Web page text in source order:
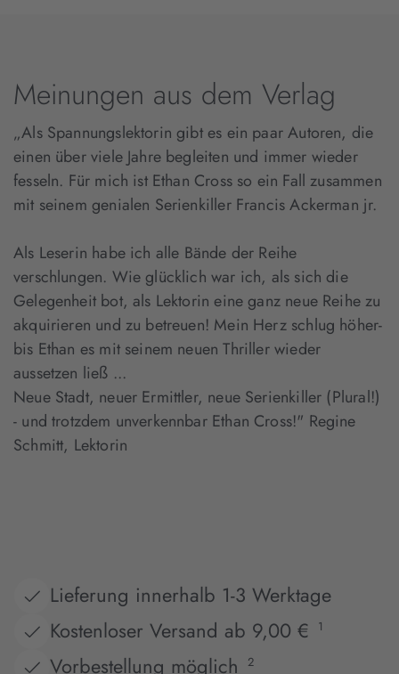
Meinungen aus dem Verlag
„Als Spannungslektorin gibt es ein paar Autoren, die
einen über viele Jahre begleiten und immer wieder
fesseln. Für mich ist Ethan Cross so ein Fall zusammen
mit seinem genialen Serienkiller Francis Ackerman jr.
Als Leserin habe ich alle Bände der Reihe
verschlungen. Wie glücklich war ich, als sich die
Gelegenheit bot, als Lektorin eine ganz neue Reihe zu
akquirieren und zu betreuen! Mein Herz schlug höher-
bis Ethan es mit seinem neuen Thriller wieder
aussetzen ließ ...
Neue Stadt, neuer Ermittler, neue Serienkiller (Plural!)
- und trotzdem unverkennbar Ethan Cross!" Regine
Schmitt, Lektorin
Lieferung innerhalb 1-3 Werktage
Kostenloser Versand ab 9,00 €
1
Vorbestellung möglich 2